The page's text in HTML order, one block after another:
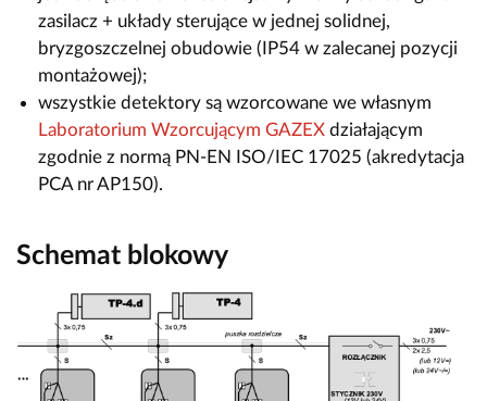
zasilacz + układy sterujące w jednej solidnej,
bryzgoszczelnej obudowie (IP54 w zalecanej pozycji
montażowej);
wszystkie detektory są wzorcowane we własnym
Laboratorium Wzorcującym GAZEX działającym
zgodnie z normą PN-EN ISO/IEC 17025 (akredytacja
PCA nr AP150).
Schemat blokowy